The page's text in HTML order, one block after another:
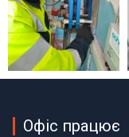
Офіс працює